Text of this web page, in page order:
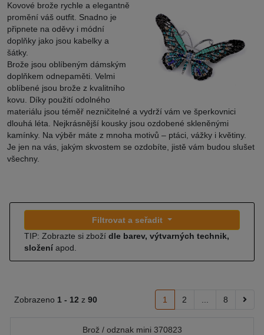
Kovové brože rychle a elegantně
promění váš outfit. Snadno je
připnete na oděvy i módní
doplňky jako jsou kabelky a
šátky.
Brože jsou oblíbeným dámským
doplňkem odnepaměti. Velmi
oblíbené jsou brože z kvalitního
kovu. Díky použití odolného
materiálu jsou téměř nezničitelné a vydrží vám ve šperkovnici
dlouhá léta. Nejkrásnější kousky jsou ozdobené skleněnými
kamínky. Na výběr máte z mnoha motivů – ptáci, vážky i květiny.
Je jen na vás, jakým skvostem se ozdobíte, jistě vám budou slušet
všechny.
Filtrovat a seřadit
TIP: Zobrazte si zboží dle barev, výtvarných technik,
složení apod.
Zobrazeno 1 - 12 z 90 1 2 8
Brož / odznak mini 370823